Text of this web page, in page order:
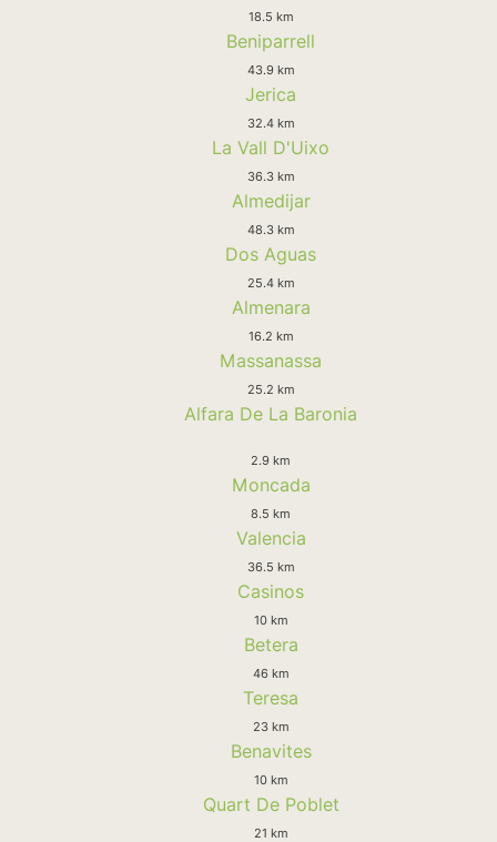
18.5 km
Beniparrell
43.9 km
Jerica
32.4 km
La Vall D'Uixo
36.3 km
Almedijar
48.3 km
Dos Aguas
25.4 km
Almenara
16.2 km
Massanassa
25.2 km
Alfara De La Baronia
2.9 km
Moncada
8.5 km
Valencia
36.5 km
Casinos
10 km
Betera
46 km
Teresa
23 km
Benavites
10 km
Quart De Poblet
21 km